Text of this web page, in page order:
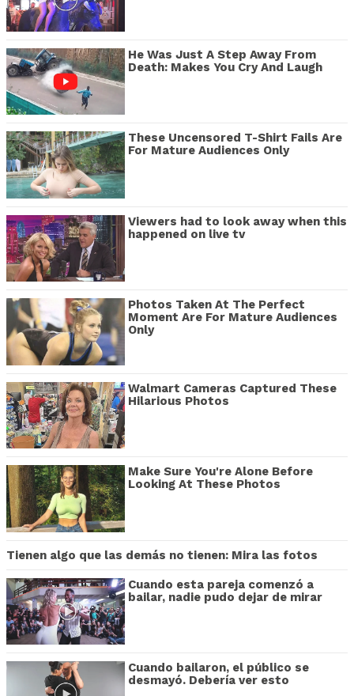
He Was Just A Step Away From
Death: Makes You Cry And Laugh
These Uncensored T-Shirt Fails Are
For Mature Audiences Only
Viewers had to look away when this
happened on live tv
Photos Taken At The Perfect
Moment Are For Mature Audiences
Only
Walmart Cameras Captured These
Hilarious Photos
Make Sure You're Alone Before
Looking At These Photos
Tienen algo que las demás no tienen: Mira las fotos
Cuando esta pareja comenzó a
bailar, nadie pudo dejar de mirar
Cuando bailaron, el público se
desmayó. Debería ver esto